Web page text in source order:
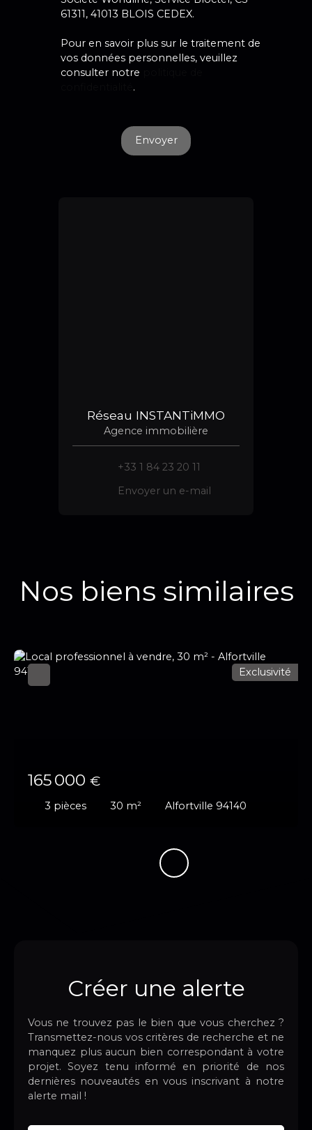
61311, 41013 BLOIS CEDEX.
Pour en savoir plus sur le traitement de
vos données personnelles, veuillez
consulter notre
.
Envoyer
Réseau INSTANTiMMO
Agence immobilière
+33 1 84 23 20 11
Envoyer un e-mail
Nos biens similaires
165 000 €
3 pièces 30 m² Alfortville 94140
Exclusivité
Créer une alerte
Vous ne trouvez pas le bien que vous cherchez ?
Transmettez-nous vos critères de recherche et ne
manquez plus aucun bien correspondant à votre
projet. Soyez tenu informé en priorité de nos
dernières nouveautés en vous inscrivant à notre
alerte mail !